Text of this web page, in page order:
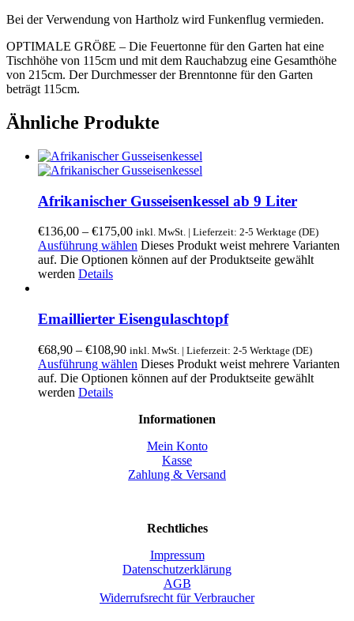
Bei der Verwendung von Hartholz wird Funkenflug vermieden.
OPTIMALE GRÖßE – Die Feuertonne für den Garten hat eine
Tischhöhe von 115cm und mit dem Rauchabzug eine Gesamthöhe
von 215cm. Der Durchmesser der Brenntonne für den Garten
beträgt 115cm.
Ähnliche Produkte
Afrikanischer Gusseisenkessel ab 9 Liter
€136,00 – €175,00 inkl. MwSt. | Lieferzeit: 2-5 Werktage (DE)
Ausführung wählen Dieses Produkt weist mehrere Varianten
auf. Die Optionen können auf der Produktseite gewählt
werden Details
Emaillierter Eisengulaschtopf
€68,90 – €108,90 inkl. MwSt. | Lieferzeit: 2-5 Werktage (DE)
Ausführung wählen Dieses Produkt weist mehrere Varianten
auf. Die Optionen können auf der Produktseite gewählt
werden Details
Informationen
Mein Konto
Kasse
Zahlung & Versand
Rechtliches
Impressum
Datenschutzerklärung
AGB
Widerrufsrecht für Verbraucher